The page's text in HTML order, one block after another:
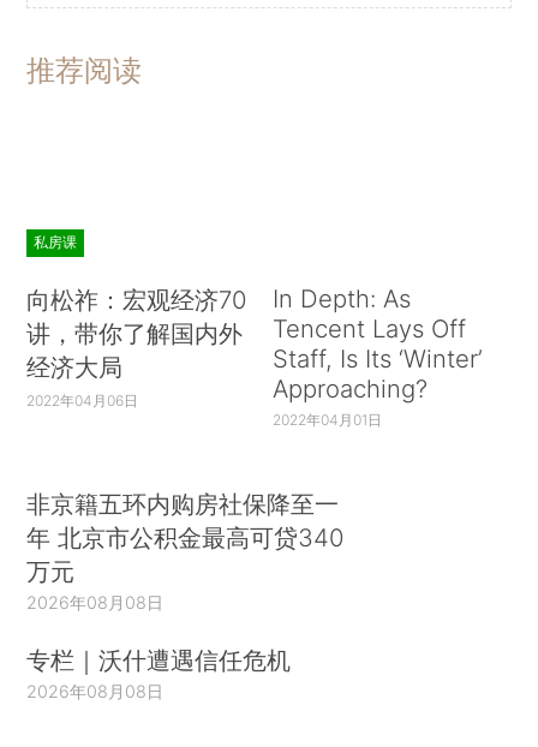
推荐阅读
私房课
向松祚：宏观经济70
讲，带你了解国内外
经济大局
2022年04月06日
In Depth: As
Tencent Lays Off
Staff, Is Its ‘Winter’
Approaching?
2022年04月01日
非京籍五环内购房社保降至一
年 北京市公积金最高可贷340
万元
2026年08月08日
专栏｜沃什遭遇信任危机
2026年08月08日